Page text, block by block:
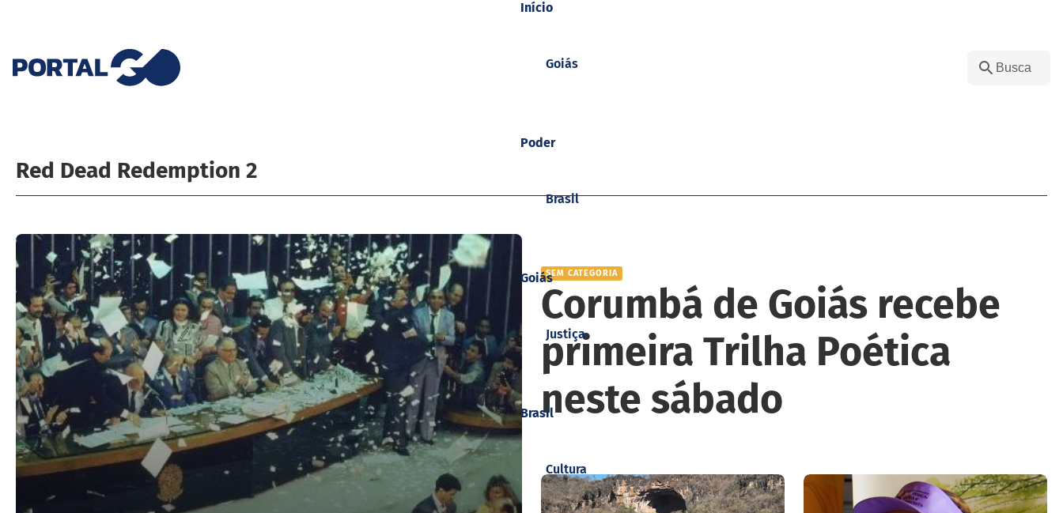
Goiás
Brasil
Justiça
Cultura
Início
Poder
Goiás
Brasil
Red Dead Redemption 2
SEM CATEGORIA
Corumbá de Goiás recebe
primeira Trilha Poética
neste sábado